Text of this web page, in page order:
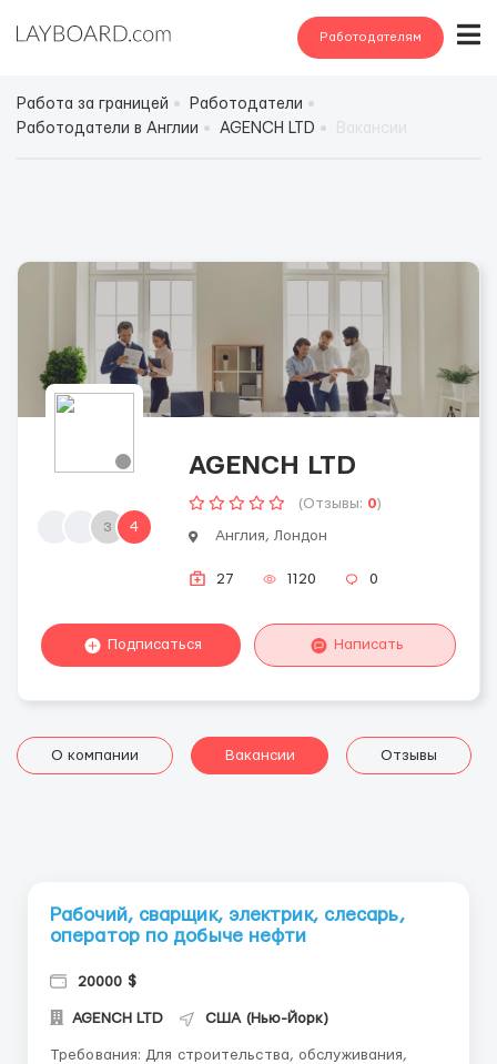
Работодателям
Работа за границей
Работодатели
Работодатели в Англии
AGENCH LTD
з 4
AGENCH LTD
(Отзывы: 0)
Англия, Лондон
27 1120 0
Подписаться Написать
О компании Вакансии Отзывы
Рабочий, сварщик, электрик, слесарь,
оператор по добыче нефти
20000 $
AGENCH LTD США (Нью-Йорк)
Требования: Для строительства, обслуживания,